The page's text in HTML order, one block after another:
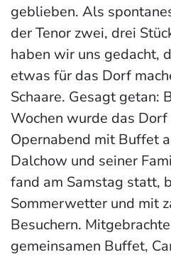
geblieben. Als
der Tenor zwei, drei
haben wir uns gedacht,
etwas für das Dorf
Schaare. Gesagt getan:
Wochen wurde das
Opernabend mit Buffet
Dalchow und seiner
fand am Samstag statt,
Sommerwetter und mit
Besuchern.
gemeinsamen Buffet,